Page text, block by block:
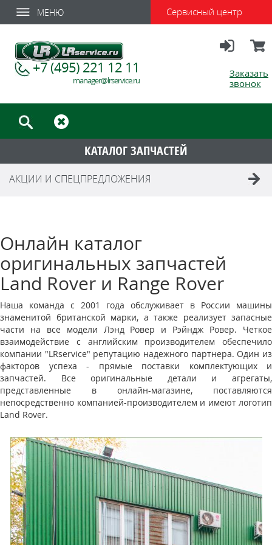
МЕНЮ Сервисный центр
Заказать
звонок
+7 (495) 221 12 11
manager@lrservice.ru
КАТАЛОГ ЗАПЧАСТЕЙ
АКЦИИ И СПЕЦПРЕДЛОЖЕНИЯ
Онлайн каталог
оригинальных запчастей
Land Rover и Range Rover
Наша команда с 2001 года обслуживает в России машины
знаменитой британской марки, а также реализует запасные
части на все модели Лэнд Ровер и Рэйндж Ровер. Четкое
взаимодействие с английским производителем обеспечило
компании "LRservice" репутацию надежного партнера. Один из
факторов успеха - прямые поставки комплектующих и
запчастей. Все оригинальные детали и агрегаты,
представленные в онлайн-магазине, поставляются
непосредственно компанией-производителем и имеют логотип
Land Rover.